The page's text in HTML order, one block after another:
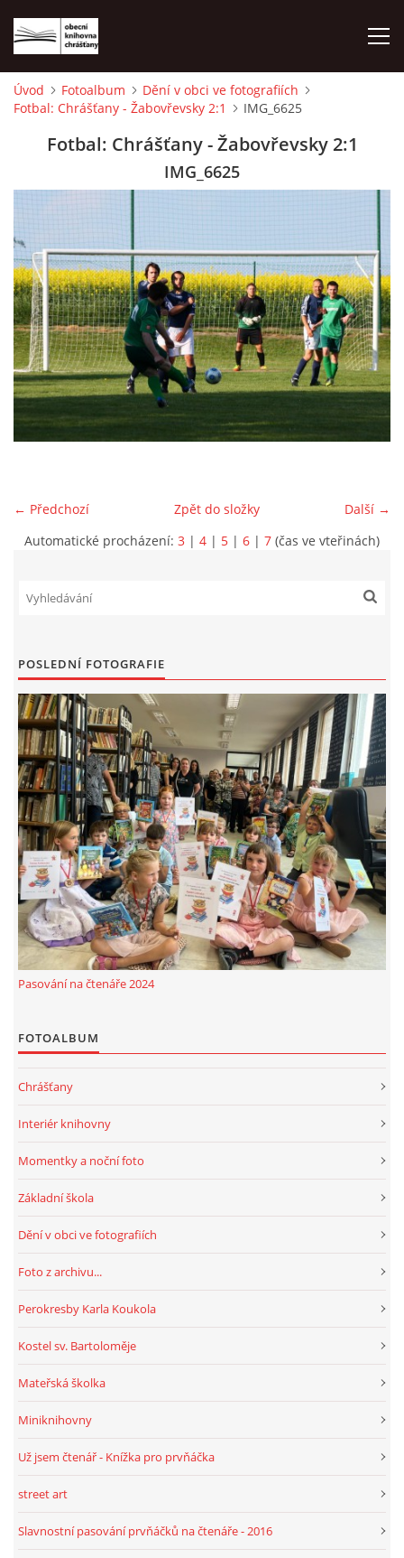
ÚVOD
KONTAKTY
ON-LINE KATALOG
WEBOVÁ KAMERA
VIDEA Z DRONU
"KNIHOBUDKY"
ČASOSBĚRY - CHRÁŠŤANY
PROJEKT FLYNN "KNIHOVNA" CARSEN
E-KNIHY DO KAŽDÉ KNIHOVNY
GRANTY A DOTACE
MOBILNÍ APLIKACE
FREE WIFI
VÝZNAČNÍ RODÁCI
FOTOALBUM
PODĚKOVÁNÍ
SLUŽBY
HRY, KVÍZY, VZDĚLÁVÁNÍ ON-LINE
© 2026 eStránky.cz Aktualizováno: 1. 8. 2026
Úvod Fotoalbum
Dění v obci ve fotografiích
Fotbal: Chrášťany - Žabovřevsky 2:1
IMG_6625
Fotbal: Chrášťany - Žabovřevsky 2:1
IMG_6625
← Předchozí Další →
Zpět do složky
Automatické procházení: 3 | 4 | 5 | 6 | 7 (čas ve vteřinách)
POSLEDNÍ FOTOGRAFIE
Pasování na čtenáře 2024
FOTOALBUM
Chrášťany
Interiér knihovny
Momentky a noční foto
Základní škola
Dění v obci ve fotografiích
Foto z archivu...
Perokresby Karla Koukola
Kostel sv. Bartoloměje
Mateřská školka
Miniknihovny
Už jsem čtenář - Knížka pro prvňáčka
street art
Slavnostní pasování prvňáčků na čtenáře - 2016